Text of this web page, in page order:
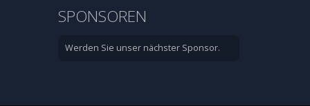
SPONSOREN
Werden Sie unser nächster Sponsor.